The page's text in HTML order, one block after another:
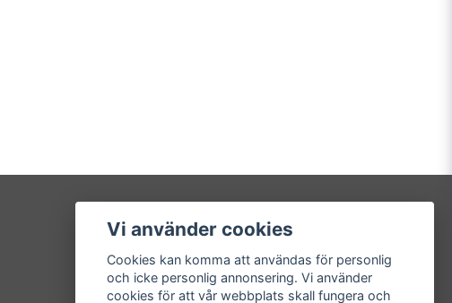
Mitt konto
Logga in
Registrera dig
Glömt lösenord?
Vi använder cookies
Cookies kan komma att användas för personlig
och icke personlig annonsering. Vi använder
cookies för att vår webbplats skall fungera och